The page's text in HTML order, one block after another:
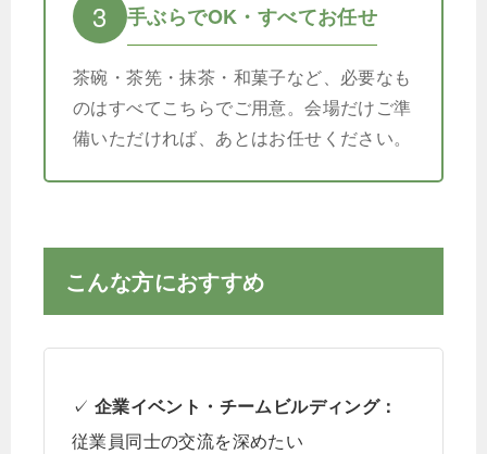
3 手ぶらでOK・すべてお任せ
茶碗・茶筅・抹茶・和菓子など、必要なも
のはすべてこちらでご用意。会場だけご準
備いただければ、あとはお任せください。
こんな方におすすめ
✓ 企業イベント・チームビルディング：
従業員同士の交流を深めたい